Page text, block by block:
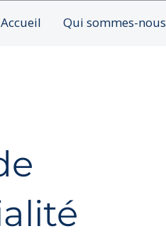
Accueil Qui sommes-nous